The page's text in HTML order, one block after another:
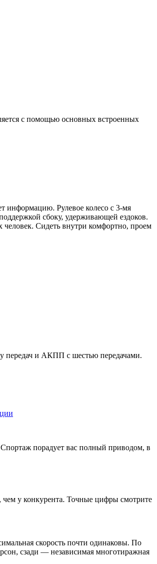
с помощью основных встроенных
информацию. Рулевое колесо с 3-мя
сбоку, удерживающей ездоков.
человек. Сидеть внутри комфортно, проем
передач и АКПП с шестью передачами.
порадует вас полный приводом, в
чем у конкурента. Точные цифры смотрите
скорость почти одинаковы. По
сзади — независимая многотиражная